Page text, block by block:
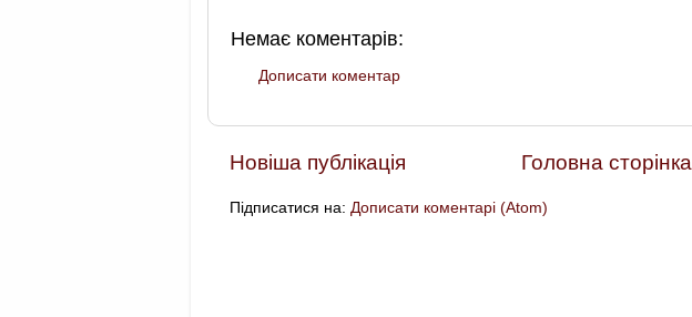
Немає коментарів:
Дописати коментар
Новіша публікація Головна сторінка
Підписатися на: Дописати коментарі (Atom)